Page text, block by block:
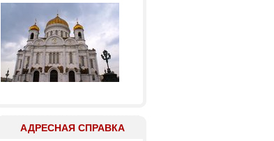
АДРЕСНАЯ СПРАВКА